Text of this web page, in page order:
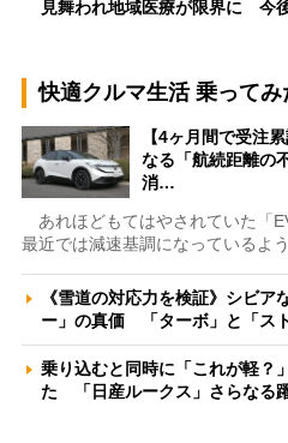
見舞われ地域医療が限界に 今
快適クルマ生活 乗って
【4ヶ月間で受注
なる「航続距離の
消…
あれほどもてはやされていた「
最近では減速基調になっているよ
《雪道の対応力を検証》シビア
ー」の真価 「ターボ」と「ス
乗り込むと同時に「これが軽？
た 「日産ルークス」さらなる